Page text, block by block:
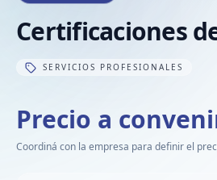
Certificaciones
SERVICIOS PROFESIONALES
Precio a
Coordiná con la empresa para definir el